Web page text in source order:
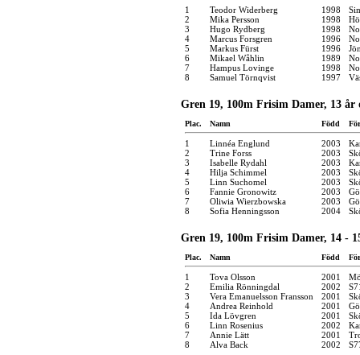
1 Teodor Widerberg 1998
2
Mika Persson 1998
3
Hugo Rydberg 1998
4
Marcus Forsgren 1996
5
Markus Fürst 1996
6
Mikael Wåhlin 1989
7
Hampus Lovinge 1998
8
Samuel Törnqvist 1997
Gren 19, 100m Frisim Damer, 13 år
Plac. Namn Född
1 Linnéa Englund 2003
2
Trine Forss 2003
3
Isabelle Rydahl 2003
4
Hilja Schimmel 2003
5
Linn Suchomel 2003
6
Fannie Gronowitz 2003
7
Oliwia Wierzbowska 2003
8
Sofia Henningsson 2004
Gren 19, 100m Frisim Damer, 14 -
Plac. Namn Född
1 Tova Olsson 2001
2
Emilia Rönningdal 2002
3
Vera Emanuelsson Fransson 2001
4
Andrea Reinhold 2001
5
Ida Lövgren 2001
6
Linn Rosenius 2002
7
Annie Lätt 2001
8
Alva Back 2002